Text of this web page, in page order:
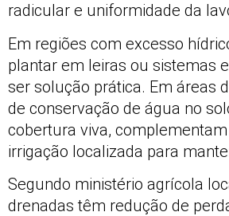
radicular e uniformidade da
Em regiões com excesso
plantar em leiras ou sistemas
ser solução prática. Em áreas
de conservação de água no
cobertura viva,
irrigação localizada para
Segundo ministério agrícola
drenadas têm redução de